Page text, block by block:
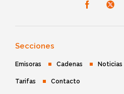
Secciones
Emisoras Cadenas Noticias
Tarifas Contacto